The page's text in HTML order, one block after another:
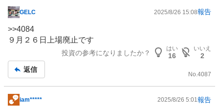
掲
示
板
事
GELC 2025/8/26 15:08報告
>>4084
９月２６日上場廃止です
投資の参考になりましたか？
はい
16
いいえ
2
返信
No.4087
掲
iam***** 2025/8/26 5:01報告